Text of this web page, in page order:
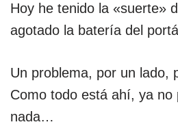
Hoy he tenido la «suerte»
agotado la batería del
Un problema, por un lado,
Como todo está ahí, ya no
nada…